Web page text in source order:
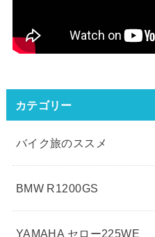
カテゴリー
バイク旅のススメ
BMW R1200GS
YAMAHA セロー225WE